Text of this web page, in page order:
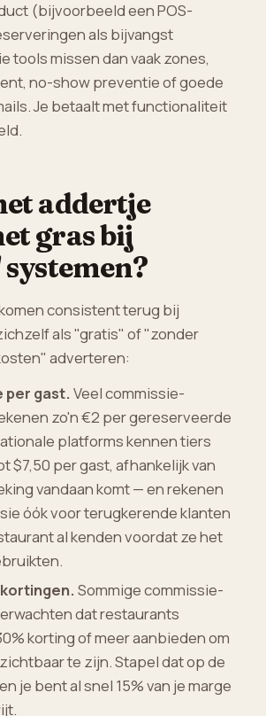
(bijvoorbeeld een POS-
als bijvangst
tools missen dan vaak zones,
no-show preventie of goede
Je betaalt met functionaliteit
addertje
gras bij
consistent terug bij
als "gratis" of "zonder
adverteren:
per gast. Veel commissie-
zo'n €2 per gereserveerde
platforms kennen tiers
$7,50 per gast, afhankelijk van
vandaan komt — en rekenen
óók voor terugkerende klanten
al kenden voordat ze het
Sommige commissie-
dat restaurants
korting of meer aanbieden om
te zijn. Stapel dat op de
je bent al snel 15% van je marge